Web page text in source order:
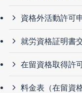
資格外活動許可
就労資格証明書
在留資格取得許
料金表（在留資